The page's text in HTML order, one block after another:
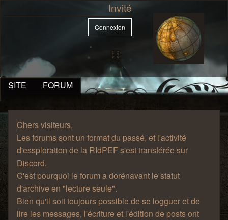
Invité
Connexion
SITE FORUM
Chers visiteurs,
Les forums sont un format du passé, et l'activité
d'essploration de la RIdPEF s'est transférée sur
Discord.
C'est pourquoi le forum a dorénavant le statut
d'archive en "lecture seule".
Bien qu'il soit toujours possible de se logguer et de
lire les messages, l'écriture et l'édition de posts ont